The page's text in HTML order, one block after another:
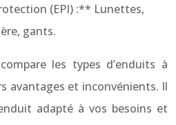
(EPI) :** Lunettes,
gants.
les types d’enduits à
avantages et inconvénients. Il
adapté à vos besoins et